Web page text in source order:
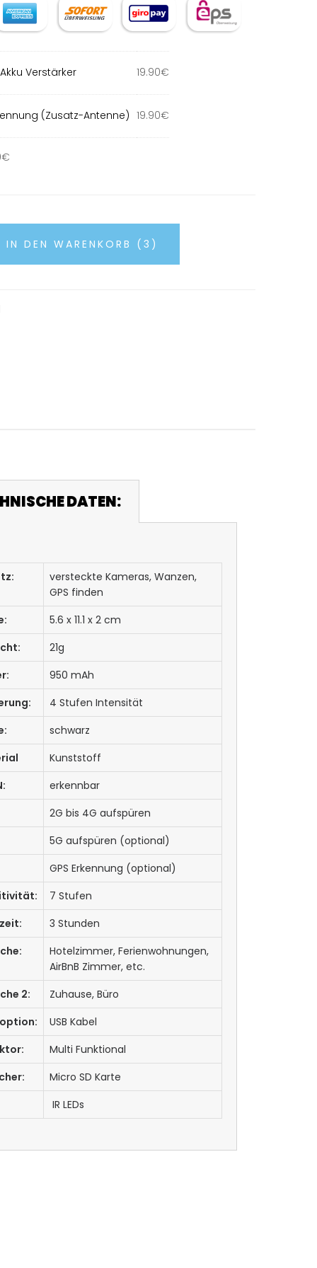
Verstärker 19.90€
(Zusatz-Antenne) 19.90€
€
IN DEN WARENKORB (3)
DATEN:
versteckte Kameras, Wanzen,
GPS finden
5.6 x 11.1 x 2 cm
21g
950 mAh
4 Stufen Intensität
schwarz
Kunststoff
erkennbar
2G bis 4G aufspüren
5G aufspüren (optional)
GPS Erkennung (optional)
7 Stufen
3 Stunden
Hotelzimmer, Ferienwohnungen,
AirBnB Zimmer, etc.
2:
Zuhause, Büro
USB Kabel
Multi Funktional
Micro SD Karte
IR LEDs